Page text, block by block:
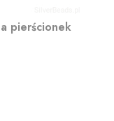
pierścionek